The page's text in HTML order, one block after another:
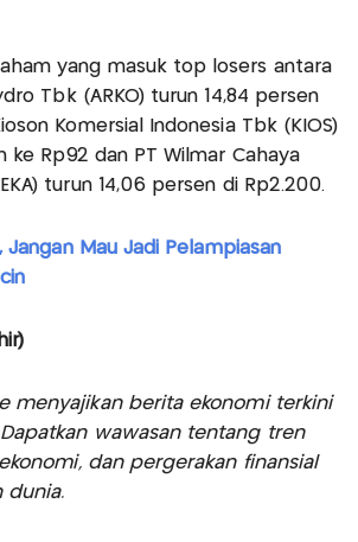
yang masuk top losers antara
Tbk (ARKO) turun 14,84 persen
Komersial Indonesia Tbk (KIOS)
ke Rp92 dan PT Wilmar Cahaya
turun 14,06 persen di Rp2.200.
Jangan Mau Jadi Pelampiasan
menyajikan berita ekonomi terkini
wawasan tentang tren
dan pergerakan finansial
dunia.